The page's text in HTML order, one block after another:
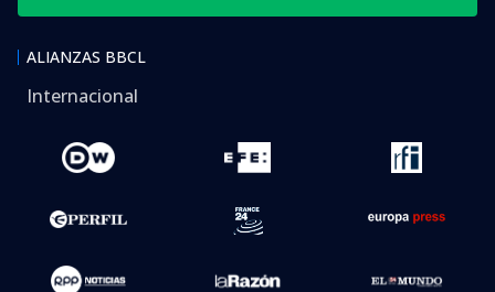
ALIANZAS BBCL
Internacional